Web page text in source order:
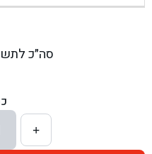
בן גל - דרך השבעה 20, אזור - אזור
בן גל - הרצל 6, גדרה - גדרה
בן גל - שדרות דוד בן גוריון 8, באר שבע - באר
סה״כ
+